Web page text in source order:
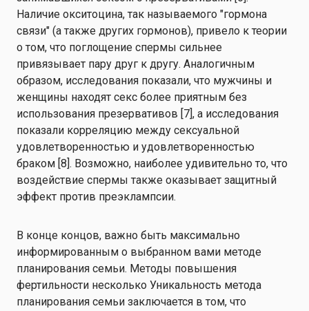
Наличие окситоцина, так называемого "гормона
связи" (а также других гормонов), привело к теории
о том, что поглощение спермы сильнее
привязывает пару друг к другу. Аналогичным
образом, исследования показали, что мужчины и
женщины находят секс более приятным без
использования презервативов [7], а исследования
показали корреляцию между сексуальной
удовлетворенностью и удовлетворенностью
браком [8]. Возможно, наиболее удивительно то, что
воздействие спермы также оказывает защитный
эффект против преэклампсии.
В конце концов, важно быть максимально
информированным о выбранном вами методе
планирования семьи. Методы повышения
фертильности несколько Уникальность метода
планирования семьи заключается в том, что